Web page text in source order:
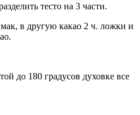
тесто на 3 части.
в другую какао 2 ч. ложки и
до 180 градусов духовке все